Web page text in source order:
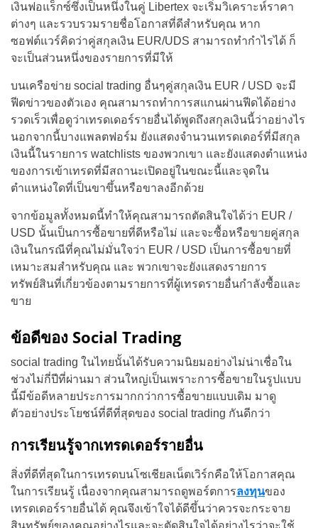
เงินฟอแร็กซ์ซึ่งเป็นหนึ่งในคู่ Libertex จะเริ่มวิเคราะห์ราคา
ต่างๆ และรวบรวมรายชื่อโอกาสที่ดีสำหรับคุณ หาก
ซอฟต์แวร์คิดว่าคู่สกุลเงิน EUR/UDS สามารถทำกำไรได้ ก็
จะเป็นส่วนหนึ่งของรายการที่มีให้
บนเครือข่าย social trading อื่นๆคู่สกุลเงิน EUR / USD จะมี
ฟีดข่าวของตัวเอง คุณสามารถทำการสแกนผ่านฟีดได้อย่าง
รวดเร็วเพื่อดูว่าเทรดเดอร์รายอื่นได้พูดถึงสกุลเงินนี้ว่าอย่างไร
นอกจากนี้บางแพลตฟอร์ม ยังแสดงจำนวนเทรดเดอร์ที่มีสกุล
เงินนี้ในรายการ watchlists ของพวกเขา และยังแสดงตำแหน่ง
ของการเข้าเทรดที่มีสถานะเปิดอยู่ในขณะนี้และจุดใน
ตำแหน่งใดที่เป็นขาขึ้นหรือขาลงอีกด้วย
จากข้อมูลทั้งหมดนี้ทำให้คุณสามารถตัดสินใจได้ว่า EUR /
USD นั้นเป็นการซื้อขายที่ดีหรือไม่ และจะซื้อหรือขายคู่สกุล
เงินในกรณีที่คุณไม่มั่นใจว่า EUR / USD เป็นการซื้อขายที่
เหมาะสมสำหรับคุณ และ พวกเขาจะยังแสดงรายการ
ทรัพย์สินที่เกี่ยวข้องตามรายการที่ผู้เทรดรายอื่นกำลังซื้อและ
ขาย
ข้อดีของ Social Trading
social trading ในไทยนั้นได้รับความนิยมอย่างไม่น่าเชื่อใน
ช่วงไม่กี่ปีที่ผ่านมา ส่วนใหญ่เป็นเพราะการซื้อขายในรูปแบบ
นี้มีข้อดีหลายประการมากกว่าการซื้อขายแบบเดิม มาดู
ตัวอย่างประโยชน์ที่ดีที่สุดของ social trading กันดีกว่า
การเรียนรู้จากเทรดเดอร์รายอื่น
สิ่งที่ดีที่สุดในการเทรดบนโซเชียลเน็ตเวิร์กคือให้โอกาสคุณ
ในการเรียนรู้ เนื่องจากคุณสามารถดูพอร์ตการลงทุนของ
เทรดเดอร์รายอื่นได้ คุณจึงเข้าใจได้ดีขึ้นว่าควรจะกระจาย